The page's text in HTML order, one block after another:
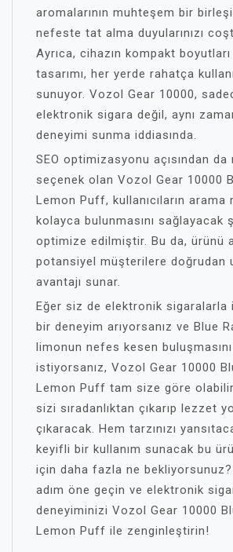
aromalarının muhteşem bir
nefeste tat alma duyularınızı
Ayrıca, cihazın kompakt
tasarımı, her yerde rahatça
sunuyor. Vozol Gear 10000,
elektronik sigara değil, aynı
deneyimi sunma iddiasında.
SEO optimizasyonu açısından
seçenek olan Vozol Gear 10000
Lemon Puff, kullanıcıların arama
kolayca bulunmasını sağlayacak
optimize edilmiştir. Bu da, ürünü
potansiyel müşterilere doğrudan
avantajı sunar.
Eğer siz de elektronik sigaralarla
bir deneyim arıyorsanız ve Blue
limonun nefes kesen
istiyorsanız, Vozol Gear 10000
Lemon Puff tam size göre
sizi sıradanlıktan çıkarıp lezzet
çıkaracak. Hem tarzınızı
keyifli bir kullanım sunacak bu
için daha fazla ne
adım öne geçin ve elektronik
deneyiminizi Vozol Gear 10000
Lemon Puff ile zenginleştirin!